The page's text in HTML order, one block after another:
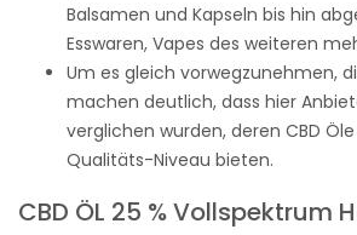
Balsamen und Kapseln bis hin
Esswaren, Vapes des weiteren
Um es gleich vorwegzunehmen,
machen deutlich, dass hier
verglichen wurden, deren CBD
Qualitäts-Niveau bieten.
CBD ÖL 25 % Vollspektrum